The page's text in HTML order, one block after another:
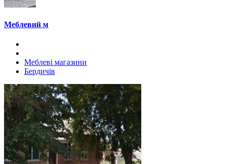
Меблевий м
Меблеві магазини
Бердичів